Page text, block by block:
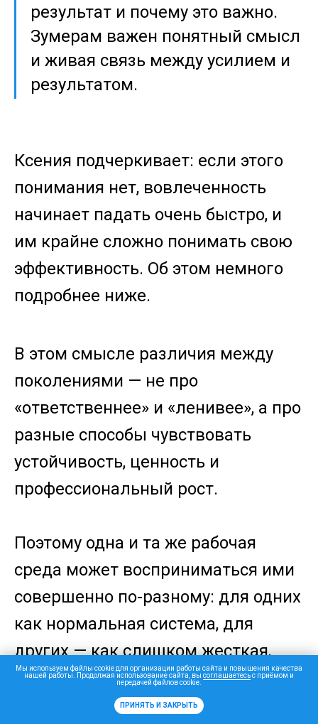
результат и почему это важно.
Зумерам важен понятный смысл
и живая связь между усилием и
результатом.
Ксения подчеркивает: если этого
понимания нет, вовлеченность
начинает падать очень быстро, и
им крайне сложно понимать свою
эффективность. Об этом немного
подробнее ниже.
В этом смысле различия между
поколениями — не про
«ответственнее» и «ленивее», а про
разные способы чувствовать
устойчивость, ценность и
профессиональный рост.
Поэтому одна и та же рабочая
среда может восприниматься ими
совершенно по-разному: для одних
как нормальная система, для
других — как слишком жесткая,
медленная и не дающая ответа на
вопрос «зачем».
Мы используем файлы cookie для организации работы сайта и повышения качества
нашей работы. Продолжая использование сайта, вы соглашаетесьс приёмом и
передачей файлов cookie.
ПРИНЯТЬ И ЗАКРЫТЬ